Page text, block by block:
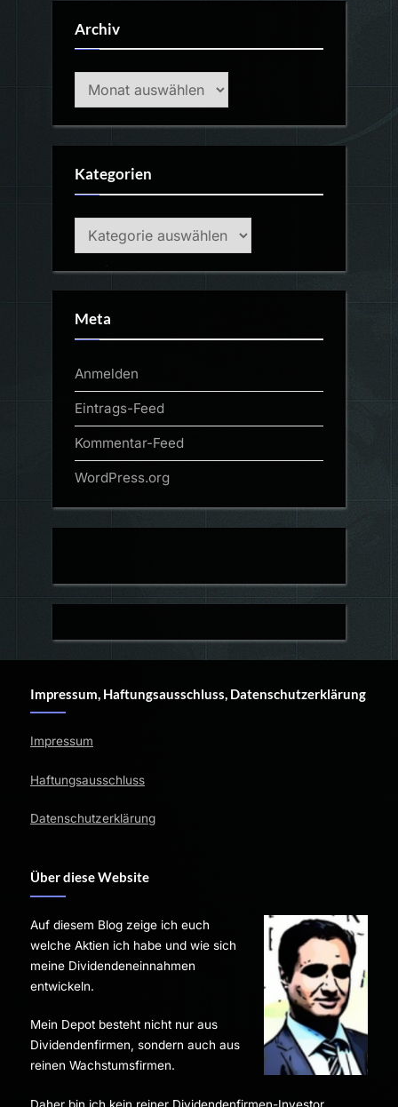
Archiv
Archiv
Kategorien
Kategorien
Meta
Anmelden
Eintrags-Feed
Kommentar-Feed
WordPress.org
Impressum, Haftungsausschluss, Datenschutzerklärung
Impressum
Haftungsausschluss
Datenschutzerklärung
Über diese Website
Auf diesem Blog zeige ich euch
welche Aktien ich habe und wie sich
meine Dividendeneinnahmen
entwickeln.
Mein Depot besteht nicht nur aus
Dividendenfirmen, sondern auch aus
reinen Wachstumsfirmen.
Daher bin ich kein reiner Dividendenfirmen-Investor.